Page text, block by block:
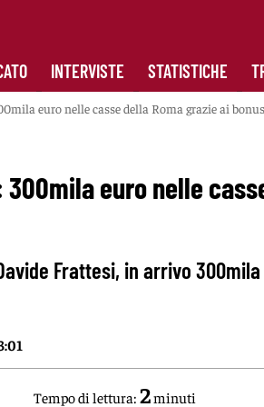
INTERVISTE STATISTICHE
euro nelle casse della Roma grazie ai bonus
euro nelle
Frattesi, in arrivo
Tempo di lettura: 2minuti